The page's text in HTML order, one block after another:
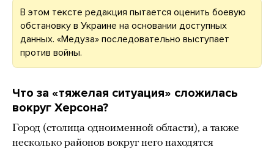
В этом тексте редакция пытается оценить боевую
обстановку в Украине на основании доступных
данных. «Медуза» последовательно выступает
против войны.
Что за «тяжелая ситуация» сложилась
вокруг Херсона?
Город (столица одноименной области), а также
несколько районов вокруг него находятся